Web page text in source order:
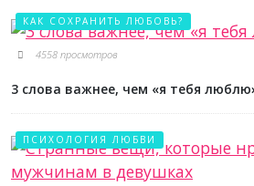
КАК СОХРАНИТЬ ЛЮБОВЬ?
4558 просмотров
3 слова важнее, чем «я тебя
ПСИХОЛОГИЯ ЛЮБВИ